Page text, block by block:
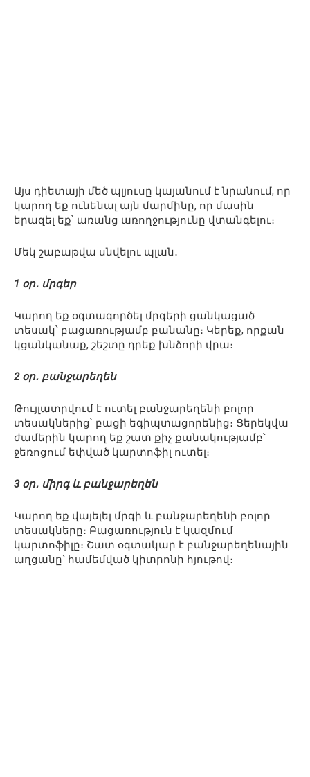
Այս դիետայի մեծ պլյուսը կայանում է նրանում, որ
կարող եք ունենալ այն մարմինը, որ մասին
երազել եք՝ առանց առողջությունը վտանգելու։
Մեկ շաբաթվա սնվելու պլան․
1 օր․ մրգեր
Կարող եք օգտագործել մրգերի ցանկացած
տեսակ՝ բացառությամբ բանանը։ Կերեք, որքան
կցանկանաք, շեշտը դրեք խնձորի վրա։
2 օր․ բանջարեղեն
Թույլատրվում է ուտել բանջարեղենի բոլոր
տեսակներից՝ բացի եգիպտացորենից։ Ցերեկվա
ժամերին կարող եք շատ քիչ քանակությամբ՝
ջեռոցում եփված կարտոֆիլ ուտել։
3 օր․ միրգ և բանջարեղեն
Կարող եք վայելել մրգի և բանջարեղենի բոլոր
տեսակները։ Բացառություն է կազմում
կարտոֆիլը։ Շատ օգտակար է բանջարեղենային
աղցանը՝ համեմված կիտրոնի հյութով։